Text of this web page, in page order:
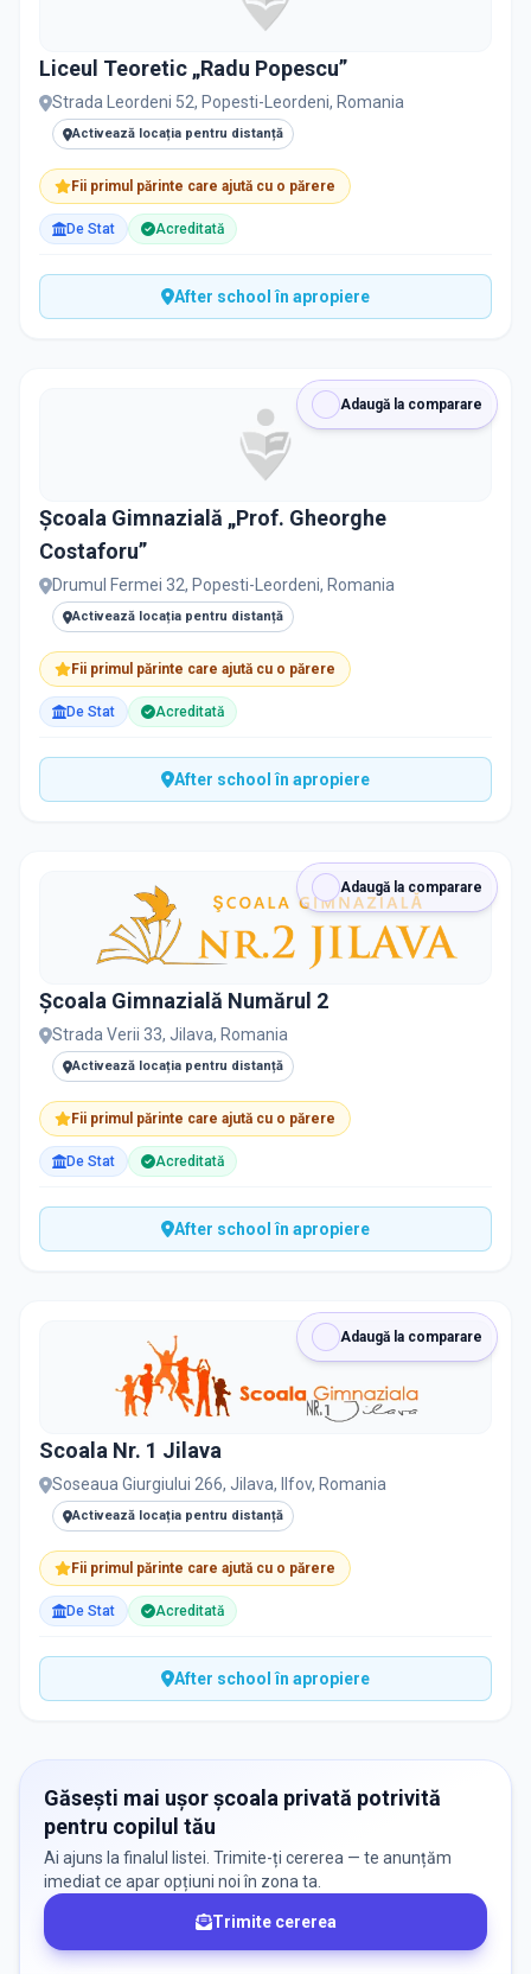
Liceul Teoretic „Radu Popescu”
Strada Leordeni 52, Popesti-Leordeni, Romania
Activează locația pentru distanță
Fii primul părinte care ajută cu o părere
De Stat Acreditată
After school în apropiere
Adaugă la comparare
Școala Gimnazială „Prof. Gheorghe
Costaforu”
Drumul Fermei 32, Popesti-Leordeni, Romania
Activează locația pentru distanță
Fii primul părinte care ajută cu o părere
De Stat Acreditată
After school în apropiere
Adaugă la comparare
Școala Gimnazială Numărul 2
Strada Verii 33, Jilava, Romania
Activează locația pentru distanță
Fii primul părinte care ajută cu o părere
De Stat Acreditată
After school în apropiere
Adaugă la comparare
Scoala Nr. 1 Jilava
Soseaua Giurgiului 266, Jilava, Ilfov, Romania
Activează locația pentru distanță
Fii primul părinte care ajută cu o părere
De Stat Acreditată
After school în apropiere
Găsești mai ușor școala privată potrivită
pentru copilul tău
Ai ajuns la finalul listei. Trimite-ți cererea — te anunțăm
imediat ce apar opțiuni noi în zona ta.
Trimite cererea